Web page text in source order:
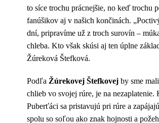
to síce trochu prácnejšie, no keď trochu
fanúšikov aj v našich končinách.
dní, pripravíme už z troch surovín –
chleba. Kto však skúsi aj ten úplne
Žúreková Štefková.
Podľa Žúrekovej Štefkovej by sme
chlieb vo svojej rúre, je na
Puberťáci sa pristavujú pri rúre a
spolu so soľou ako znak hojnosti a